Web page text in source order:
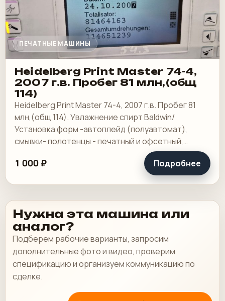
ПЕЧАТНЫЕ МАШИНЫ
Heidelberg Print Master 74-4,
2007 г.в. Пробег 81 млн,(общ
114)
Heidelberg Print Master 74-4, 2007 г.в. Пробег 81
млн,(общ 114). Увлажнение спирт Baldwin/
Установка форм -автоплейд (полуавтомат),
смывки- полотенцы - печатный и офсетный,
выносной пульт ClassicCenter -PM74 - краски и.
1 000 ₽ Подробнее
Нужна эта машина или
аналог?
Подберем рабочие варианты, запросим
дополнительные фото и видео, проверим
спецификацию и организуем коммуникацию по
сделке.